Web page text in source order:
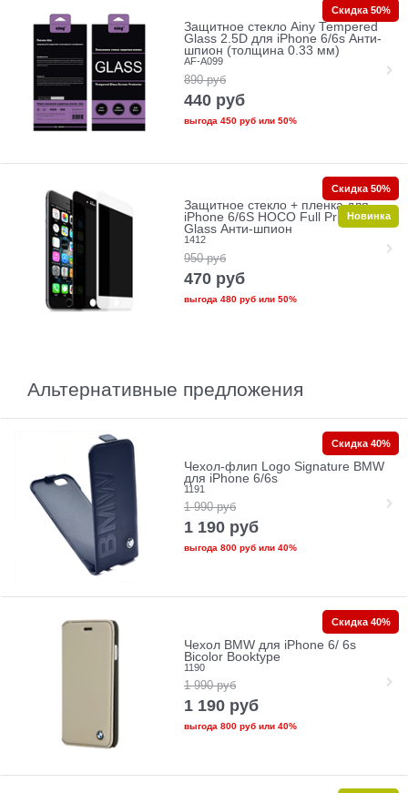
Защитное стекло Ainy Tempered
Glass 2.5D для iPhone 6/6s Анти-
шпион (толщина 0.33 мм)
AF-A099
890 руб
440 руб
выгода 450 рубили 50%
Скидка 50%
Защитное стекло + пленка для
iPhone 6/6S HOCO Full Privacy
Glass Анти-шпион
1412
950 руб
470 руб
выгода 480 рубили 50%
Скидка 50%
Новинка
Альтернативные предложения
Чехол-флип Logo Signature BMW
для iPhone 6/6s
1191
1 990 руб
1 190 руб
выгода 800 рубили 40%
Скидка 40%
Чехол BMW для iPhone 6/ 6s
Bicolor Booktype
1190
1 990 руб
1 190 руб
выгода 800 рубили 40%
Скидка 40%